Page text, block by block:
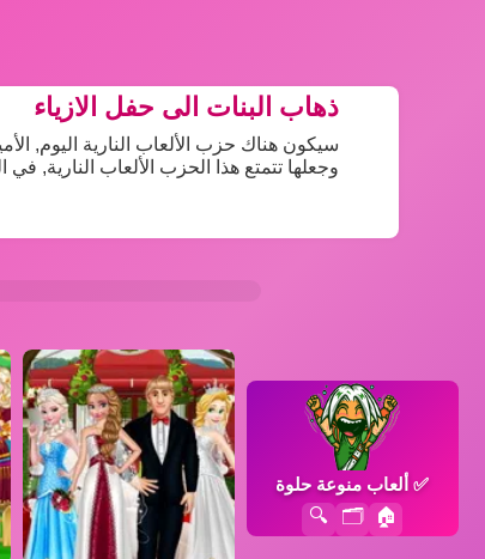
ذهاب البنات الى حفل الازياء
سيكون هناك حزب الألعاب النارية اليوم,
وجعلها تتمتع هذا الحزب الألعاب النارية,
✅ألعاب منوعة حلوة
🏠
🗂️
🔍